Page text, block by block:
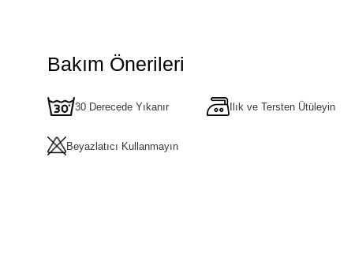
Bakım Önerileri
30 Derecede Yıkanır Ilık ve Tersten Ütüleyin
Beyazlatıcı Kullanmayın